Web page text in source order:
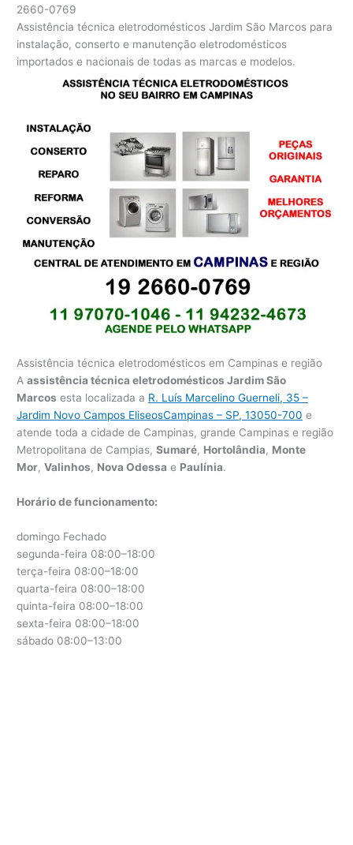
2660-0769
Assistência técnica eletrodomésticos Jardim São Marcos para
instalação, conserto e manutenção eletrodomésticos
importados e nacionais de todas as marcas e modelos.
Assistência técnica eletrodomésticos em Campinas e região
Aassistência técnica eletrodomésticos Jardim São
Marcos esta localizada a R. Luís Marcelino Guerneli, 35 –
Jardim Novo Campos EliseosCampinas – SP, 13050-700 e
atende toda a cidade de Campinas, grande Campinas e região
Metropolitana de Campias,Sumaré, Hortolândia, Monte
Mor,Valinhos, Nova Odessa e Paulínia.
Horário de funcionamento:
domingo Fechado
segunda-feira 08:00–18:00
terça-feira 08:00–18:00
quarta-feira 08:00–18:00
quinta-feira 08:00–18:00
sexta-feira 08:00–18:00
sábado 08:00–13:00